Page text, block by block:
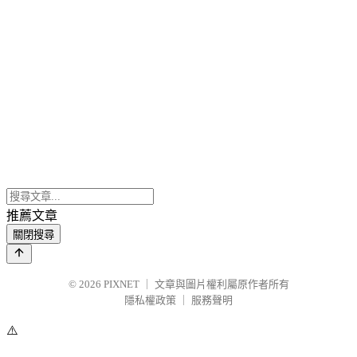
推薦文章
關閉搜尋
© 2026 PIXNET
文章與圖片權利屬原作者所有
隱私權政策
服務聲明
⚠️